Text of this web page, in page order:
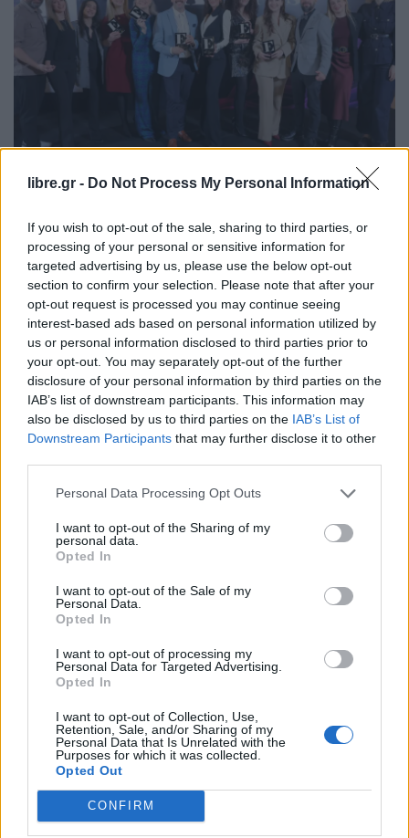
libre.gr - Do Not Process My Personal Information
If you wish to opt-out of the sale, sharing to third parties, or
processing of your personal or sensitive information for
targeted advertising by us, please use the below opt-out
section to confirm your selection. Please note that after your
opt-out request is processed you may continue seeing
interest-based ads based on personal information utilized by
us or personal information disclosed to third parties prior to
your opt-out. You may separately opt-out of the further
disclosure of your personal information by third parties on the
IAB’s list of downstream participants. This information may
also be disclosed by us to third parties on the IAB’s List of
Downstream Participants that may further disclose it to other
Personal Data Processing Opt Outs
I want to opt-out of the Sharing of my
personal data.
Opted In
I want to opt-out of the Sale of my
Personal Data.
Opted In
I want to opt-out of processing my
Personal Data for Targeted Advertising.
Opted In
I want to opt-out of Collection, Use,
Retention, Sale, and/or Sharing of my
Personal Data that Is Unrelated with the
Purposes for which it was collected.
Opted Out
CONFIRM
Ο Μάκης στο βάθρο των μεγάλων
νικητών των Event Awards-Τρία
Η Συντακτική ομάδα του Libre
25 Φεβρουαρίου, 2026
Ο πιο απρόβλεπτος ήρωας της περσινής χρονιάς,
ο Μάκης που κέρδισε το Eurojackpot και έχει και
για άλλους, απέδειξε πως η τύχη, όταν μοιράζεται,
φέρνει… τριπλή επιτυχία.
ΠΕΡΙΣΣΌΤΕΡΑ ...